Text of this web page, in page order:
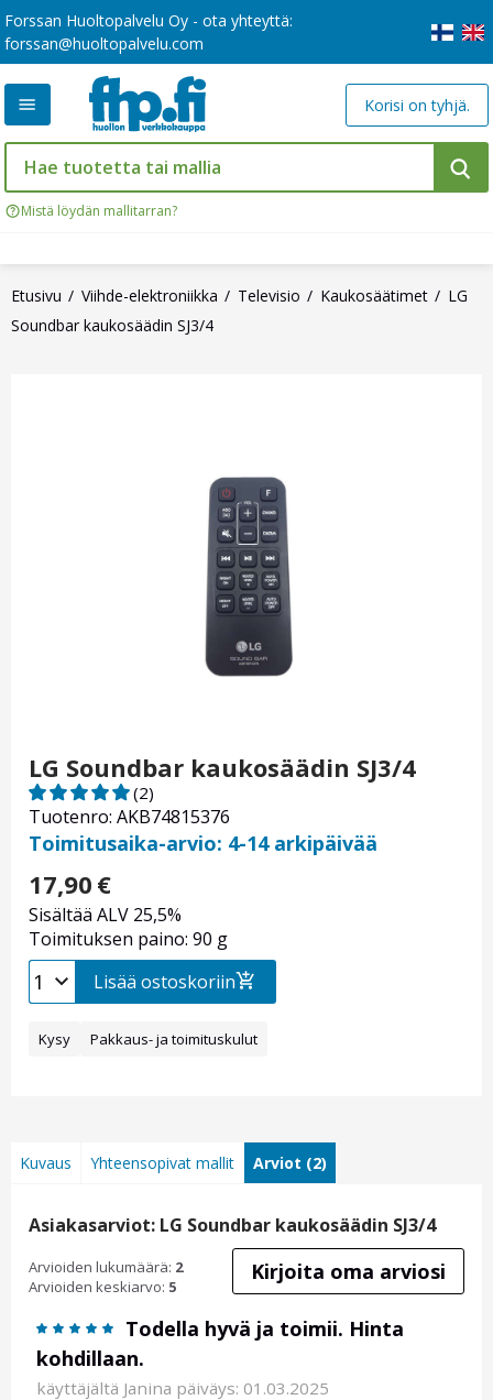
Forssan Huoltopalvelu Oy - ota yhteyttä:
forssan@huoltopalvelu.com
Mistä löydän mallitarran?
Korisi on tyhjä.
Etusivu Viihde-elektroniikka Televisio Kaukosäätimet
LG
Soundbar kaukosäädin SJ3/4
LG Soundbar kaukosäädin SJ3/4
Tuotenro: AKB74815376
(2)
Toimitusaika-arvio: 4-14 arkipäivää
17,90 €
Sisältää ALV 25,5%
Toimituksen paino: 90 g
Lisää ostoskoriin
Kysy Pakkaus- ja toimituskulut
Kuvaus Yhteensopivat mallit Arviot (2)
Asiakasarviot: LG Soundbar kaukosäädin SJ3/4
Arvioiden lukumäärä: 2
Arvioiden keskiarvo: 5
Kirjoita oma arviosi
Todella hyvä ja toimii. Hinta
kohdillaan.
käyttäjältä Janina päiväys: 01.03.2025